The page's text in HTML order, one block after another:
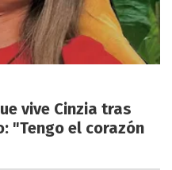
vive Cinzia tras
"Tengo el corazón